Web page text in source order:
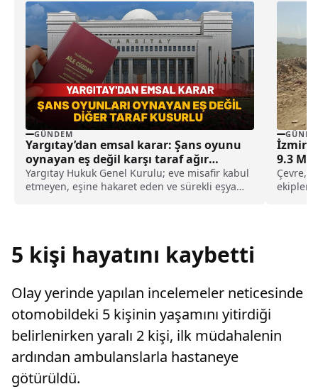
GÜNDEM
Yargıtay’dan emsal karar: Şans oyunu
oynayan eş değil karşı taraf ağır
kusurlu sayıldı
Yargıtay Hukuk Genel Kurulu; eve misafir kabul
etmeyen, eşine hakaret eden ve sürekli eşya
9.3
Çevre,
ekipleri,
5 kişi hayatını kaybetti
Olay yerinde yapılan incelemeler neticesinde
otomobildeki 5 kişinin yaşamını yitirdiği
belirlenirken yaralı 2 kişi, ilk müdahalenin
ardından ambulanslarla hastaneye
götürüldü.